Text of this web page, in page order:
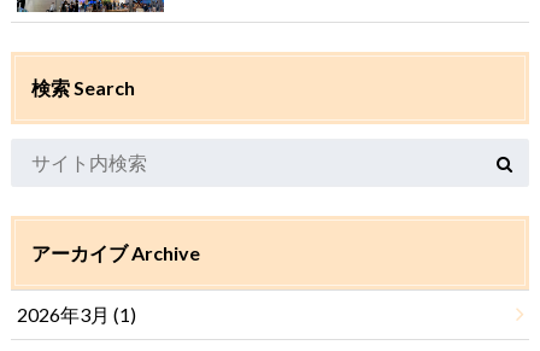
検索 Search
アーカイブ Archive
2026年3月 (1)